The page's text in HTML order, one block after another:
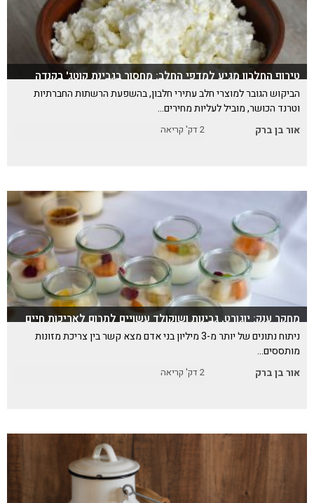
טירוף החלבון מגיע למדפי החלב: מחסור בגבינת קוטג' בקנדה
הביקוש הגובר למוצרי חלב עתירי חלבון, בהשפעת הרשתות החברתיות
וטרנד הכושר, מוביל לעליות מחירים…
אור בן ברק
2דק' קריאה
מחקר ענק: יוגורט, גבינות ושוקולד עשויים לתרום לאריכות חיים
ניתוח נתונים של יותר מ-3 מיליון בני אדם מצא קשר בין צריכת מזונות
מותססים…
אור בן ברק
2דק' קריאה